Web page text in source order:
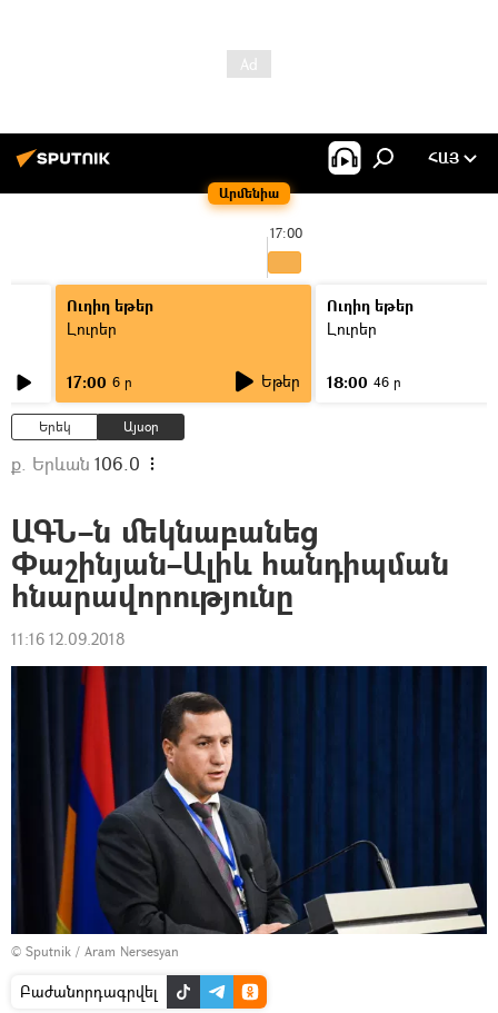
Արմենիա
ՀԱՅ
17:00
Ուղիղ եթեր
Լուրեր
17:00 6 ր Եթեր
Ուղիղ եթեր
Լուրեր
18:00 46 ր
Երեկ Այսօր
ք. Երևան 106.0
ԱԳՆ–ն մեկնաբանեց
Փաշինյան–Ալիև հանդիպման
հնարավորությունը
11:16 12.09.2018
© Sputnik / Aram Nersesyan
Բաժանորդագրվել